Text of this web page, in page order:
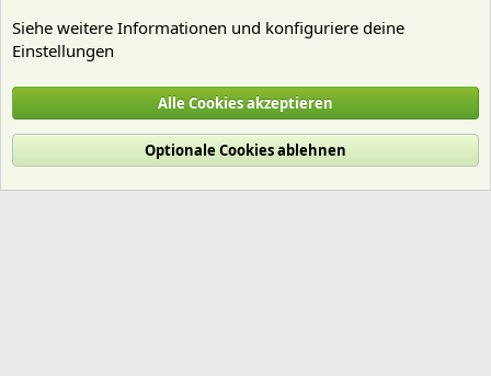
Cookies
Deutsch (Du)
Nutzungsbedingungen
Datenschutz Hilfe und Impressum
R
Siehe weitere Informationen und konfiguriere deine
Einstellungen
Alle Cookies akzeptieren
Optionale Cookies ablehnen